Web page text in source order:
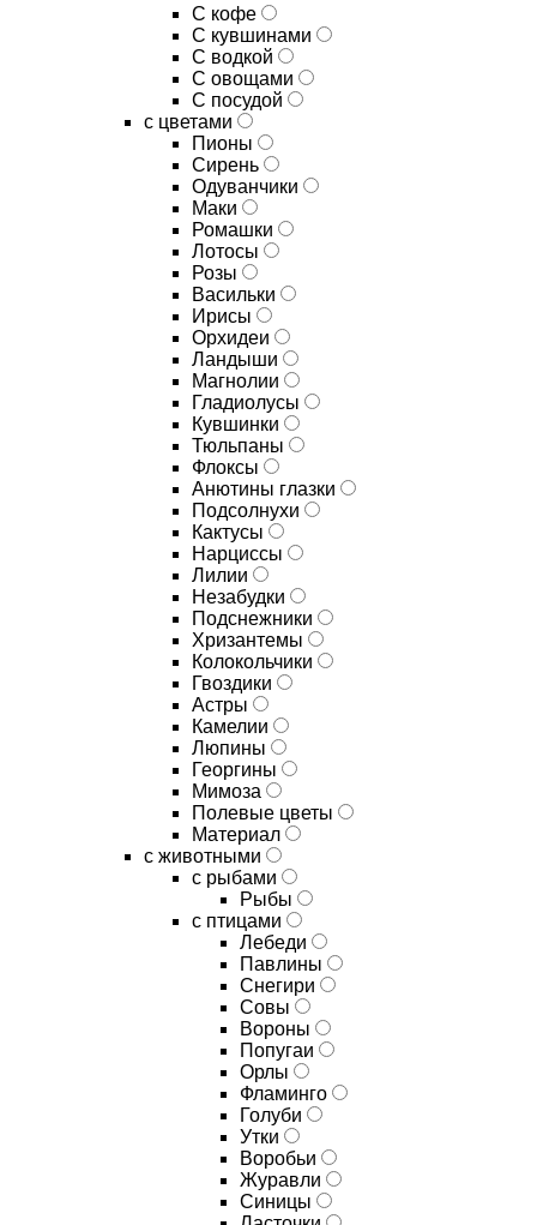
C кофе
C кувшинами
C водкой
C овощами
C посудой
с цветами
Пионы
Сирень
Одуванчики
Маки
Ромашки
Лотосы
Розы
Васильки
Ирисы
Орхидеи
Ландыши
Магнолии
Гладиолусы
Кувшинки
Тюльпаны
Флоксы
Анютины глазки
Подсолнухи
Кактусы
Нарциссы
Лилии
Незабудки
Подснежники
Хризантемы
Колокольчики
Гвоздики
Астры
Камелии
Люпины
Георгины
Мимоза
Полевые цветы
Материал
с животными
с рыбами
Рыбы
с птицами
Лебеди
Павлины
Снегири
Совы
Вороны
Попугаи
Орлы
Фламинго
Голуби
Утки
Воробьи
Журавли
Синицы